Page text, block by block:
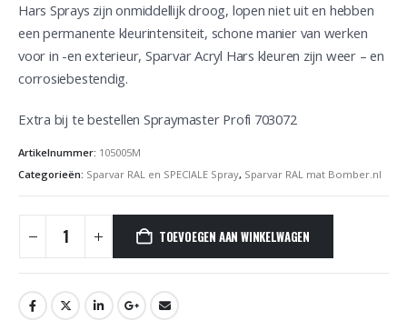
Hars Sprays zijn onmiddellijk droog, lopen niet uit en hebben
een permanente kleurintensiteit, schone manier van werken
voor in -en exterieur, Sparvar Acryl Hars kleuren zijn weer – en
corrosiebestendig.
Extra bij te bestellen Spraymaster Profi 703072
Artikelnummer: 105005M
Categorieën: Sparvar RAL en SPECIALE Spray, Sparvar RAL mat Bomber.nl
TOEVOEGEN AAN WINKELWAGEN